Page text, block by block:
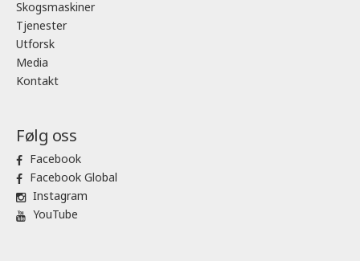
Skogsmaskiner
Tjenester
Utforsk
Media
Kontakt
Følg oss
Facebook
Facebook Global
Instagram
YouTube